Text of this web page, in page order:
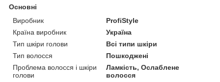
Основні
Виробник
ProfiStyle
Країна виробник
Україна
Тип шкіри голови
Всі типи шкіри
Тип волосся
Пошкоджені
Проблема волосся і шкіри
голови
Ламкість, Ослаблене
волосся